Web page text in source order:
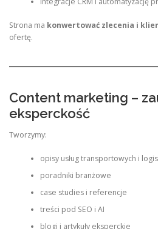
Strona ma konwertować zlecenia i
ofertę.
Content marketing –
eksperckość
Tworzymy:
opisy usług transportowych i
poradniki branżowe
case studies i referencje
treści pod SEO i AI
blogi i artykuły eksperckie